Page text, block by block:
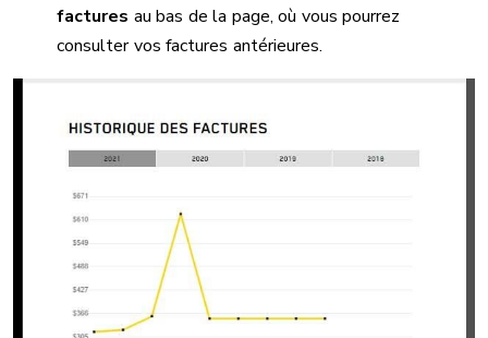
factures au bas de la page, où vous pourrez
consulter vos factures antérieures.